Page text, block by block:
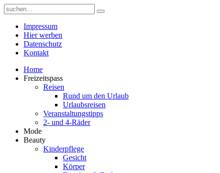
Impressum
Hier werben
Datenschutz
Kontakt
Home
Freizeitspass
Reisen
Rund um den Urlaub
Urlaubsreisen
Veranstaltungstipps
2- und 4-Räder
Mode
Beauty
Kinderpflege
Gesicht
Körper